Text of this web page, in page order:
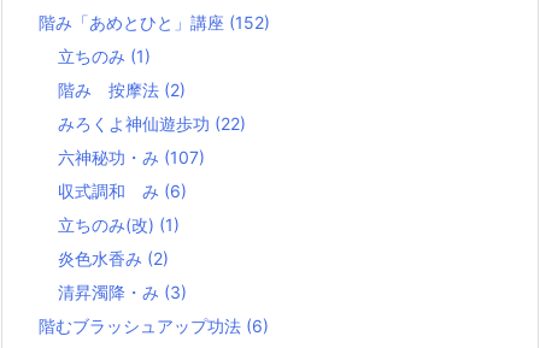
階み「あめとひと」講座 (152)
立ちのみ (1)
階み 按摩法 (2)
みろくよ神仙遊歩功 (22)
六神秘功・み (107)
収式調和 み (6)
立ちのみ(改) (1)
炎色水香み (2)
清昇濁降・み (3)
階むブラッシュアップ功法 (6)